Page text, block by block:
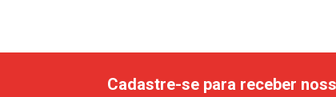
Cadastre-se para receber